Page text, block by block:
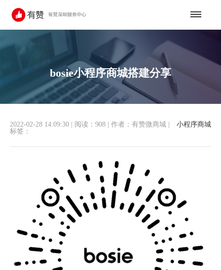
bosie小程序商城搭建分享
小程序商城
2022-02-28 14:09:30 阅读：908 作者：有赞微商城
标签：